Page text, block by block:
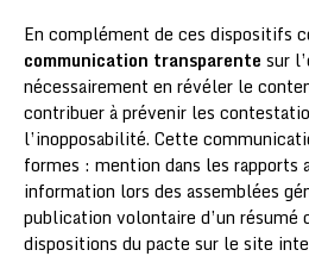
En complément de ces dispositifs
communication transparente sur
nécessairement en révéler le
contribuer à prévenir les
l’inopposabilité. Cette
formes : mention dans les rapports
information lors des assemblées
publication volontaire d’un résumé
dispositions du pacte sur le site